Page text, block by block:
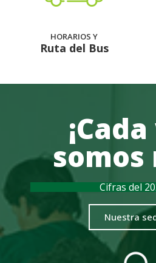
HORARIOS Y
Ruta del Bus
somos
Cifras del
Nuestra